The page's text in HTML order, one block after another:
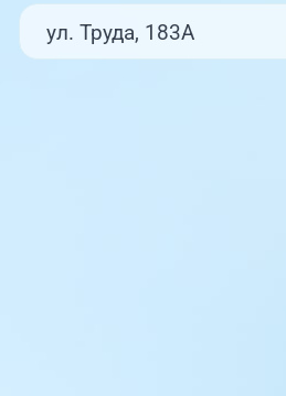
ул. Труда, 183А